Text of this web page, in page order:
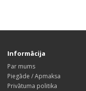
Informācija
Par mums
Piegāde / Apmaksa
Privātuma politika